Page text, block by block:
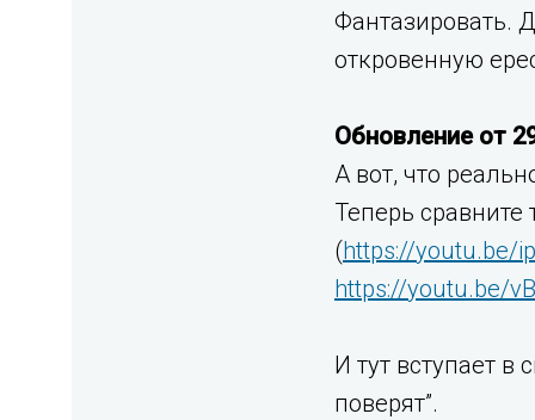
Фантазировать.
откровенную
Обновление от
А вот, что
Теперь
(https://youtu.be/
https://youtu.be/
И тут вступает
поверят”.